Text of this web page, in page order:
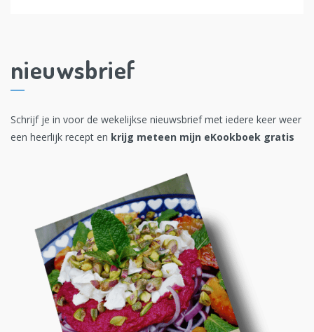
nieuwsbrief
Schrijf je in voor de wekelijkse nieuwsbrief met iedere keer weer
een heerlijk recept en krijg meteen mijn eKookboek gratis